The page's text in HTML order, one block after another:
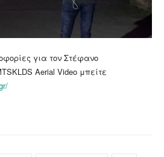
για τον Στέφανο
Aerial Video μπείτε